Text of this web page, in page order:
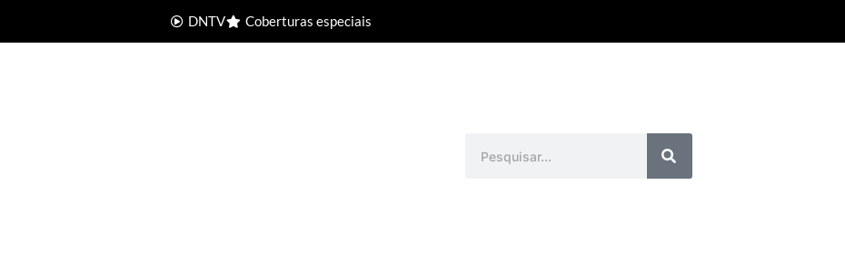
DNTV Coberturas especiais